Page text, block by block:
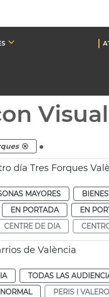
.
día Tres Forques
MAYORES
EN PORTADA EN
CENTRE DE DIA
de València
TODAS LAS
NORMAL PERIS I VALERO